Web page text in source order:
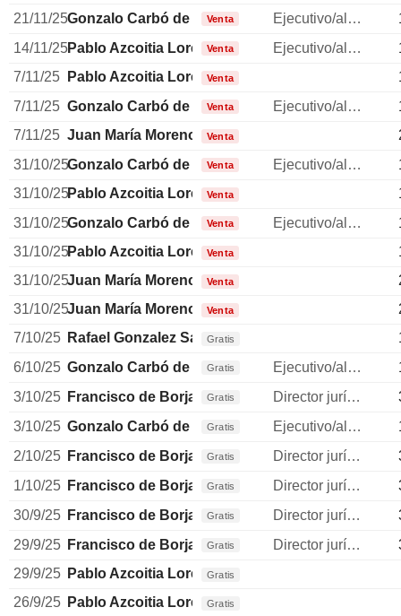
21/11/25Gonzalo Carbó de HayVenta Ejecutivo/alto directivo
14/11/25Pablo Azcoitia LorenteVenta Ejecutivo/alto directivo
7/11/25
Pablo Azcoitia LorenteVenta
7/11/25 Gonzalo Carbó de HayVenta Ejecutivo/alto directivo
7/11/25 Juan María Moreno Mellado
Venta
31/10/25Gonzalo Carbó de HayVenta Ejecutivo/alto directivo
31/10/25Pablo Azcoitia LorenteVenta
31/10/25Gonzalo Carbó de HayVenta Ejecutivo/alto directivo
31/10/25Pablo Azcoitia LorenteVenta
31/10/25Juan María Moreno Mellado
Venta
31/10/25Juan María Moreno Mellado
Venta
7/10/25 Rafael Gonzalez Sanchez
Gratis
6/10/25 Gonzalo Carbó de HayGratis Ejecutivo/alto directivo
3/10/25 Francisco de Borja Acha Besga
Gratis Director jurídico
3/10/25 Gonzalo Carbó de HayGratis Ejecutivo/alto directivo
2/10/25 Francisco de Borja Acha Besga
Gratis Director jurídico
1/10/25 Francisco de Borja Acha Besga
Gratis Director jurídico
30/9/25 Francisco de Borja Acha Besga
Gratis Director jurídico
29/9/25 Francisco de Borja Acha Besga
Gratis Director jurídico
29/9/25 Pablo Azcoitia LorenteGratis
26/9/25 Pablo Azcoitia LorenteGratis